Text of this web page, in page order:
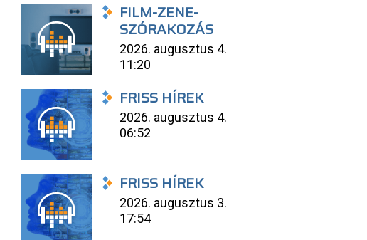
FILM-ZENE-
SZÓRAKOZÁS
2026. augusztus 4.
11:20
FRISS HÍREK
2026. augusztus 4.
06:52
FRISS HÍREK
2026. augusztus 3.
17:54